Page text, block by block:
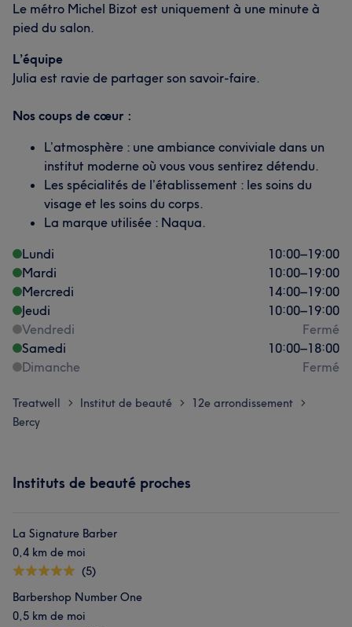
Le métro Michel Bizot est uniquement à une minute à
pied du salon.
L’équipe
Julia est ravie de partager son savoir-faire.
Nos coups de cœur :
L’atmosphère : une ambiance conviviale dans un
institut moderne où vous vous sentirez détendu.
Les spécialités de l’établissement : les soins du
visage et les soins du corps.
La marque utilisée : Naqua.
Lundi
10:00–19:00
Mardi
10:00–19:00
Mercredi
14:00–19:00
Jeudi
10:00–19:00
Vendredi
Fermé
Samedi
10:00–18:00
Dimanche
Fermé
Treatwell > Institut de beauté > 12e arrondissement >
Bercy
Instituts de beauté proches
La Signature Barber
0,4 km de moi
(5)
Barbershop Number One
0,5 km de moi